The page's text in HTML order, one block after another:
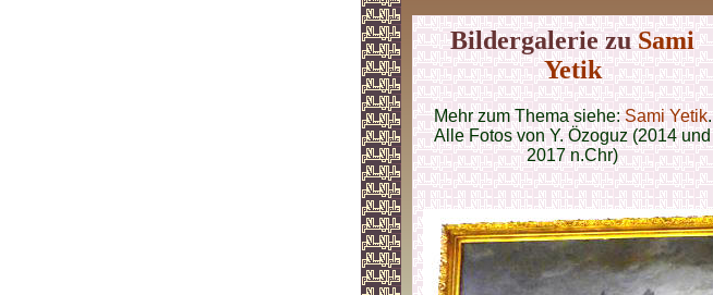
Bildergalerie zuSami
Yetik
Mehr zum Thema siehe:Sami Yetik.
Alle Fotos von Y. Özoguz (2014 und
2017 n.Chr)